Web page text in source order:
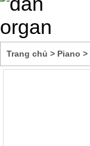
Trang chủ > Piano >